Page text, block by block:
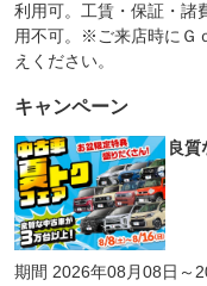
利用可。工賃・保証・
用不可。※ご来店時にＧ
えください。
キャンペーン
良質
期間 2026年08月08日～